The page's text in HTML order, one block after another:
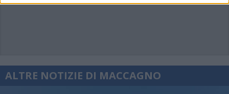
ALTRE NOTIZIE DI MACCAGNO